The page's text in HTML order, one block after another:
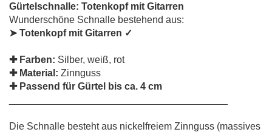
Gürtelschnalle: Totenkopf mit Gitarren
Wunderschöne Schnalle bestehend aus:
➤ Totenkopf mit Gitarren ✓
✚ Farben: Silber, weiß, rot
✚ Material: Zinnguss
✚ Passend für Gürtel bis ca. 4 cm
Die Schnalle besteht aus nickelfreiem Zinnguss (massives